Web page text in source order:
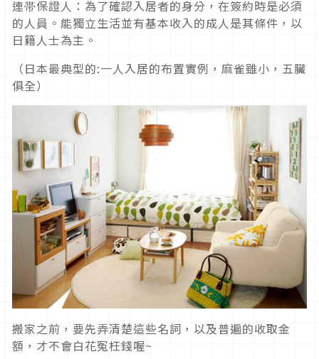
連帯保證人：為了確認入居者的身分，在簽約時是必須
的人員。能獨立生活並有基本收入的成人是其條件，以
日籍人士為主。
（日本最典型的:一人入居的布置實例，麻雀雖小，五臟
俱全）
搬家之前，要先弄清楚這些名詞，以及普遍的收取金
額，才不會白花冤枉錢喔~